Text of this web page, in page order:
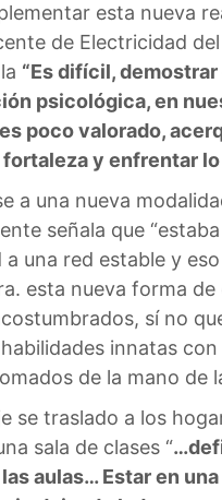
esta nueva
de Electricidad
“Es difícil,
psicológica, en
poco valorado,
y enfrentar
a una nueva
señala que
a una red estable y
esta nueva forma
sí no
innatas
de la mano de
se traslado a los
sala de clases “
aulas… Estar en